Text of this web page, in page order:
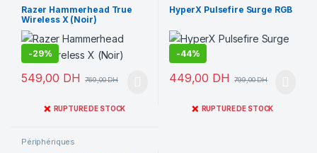
Razer Hammerhead True
Wireless X (Noir)
-29%
549,00 DH 769,00DH
❌ RUPTURE DE STOCK
HyperX Pulsefire Surge RGB
-44%
449,00 DH 799,00DH
❌ RUPTURE DE STOCK
Périphériques